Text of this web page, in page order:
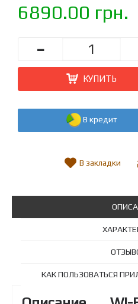
6890.00 грн.
-
КУПИТЬ
В кредит
В закладки
КАК ПОЛЬЗОВАТЬСЯ